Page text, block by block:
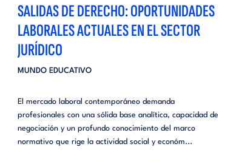
SALIDAS DE DERECHO: OPORTUNIDADES
LABORALES ACTUALES EN EL SECTOR
JURÍDICO
MUNDO EDUCATIVO
El mercado laboral contemporáneo demanda
profesionales con una sólida base analítica, capacidad de
negociación y un profundo conocimiento del marco
normativo que rige la actividad social y económ...